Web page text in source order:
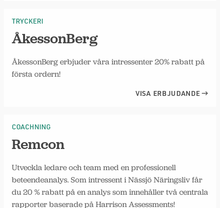
TRYCKERI
ÅkessonBerg
ÅkessonBerg erbjuder våra intressenter 20% rabatt på
första ordern!
VISA ERBJUDANDE
COACHNING
Remcon
Utveckla ledare och team med en professionell
beteendeanalys. Som intressent i Nässjö Näringsliv får
du 20 % rabatt på en analys som innehåller två centrala
rapporter baserade på Harrison Assessments!